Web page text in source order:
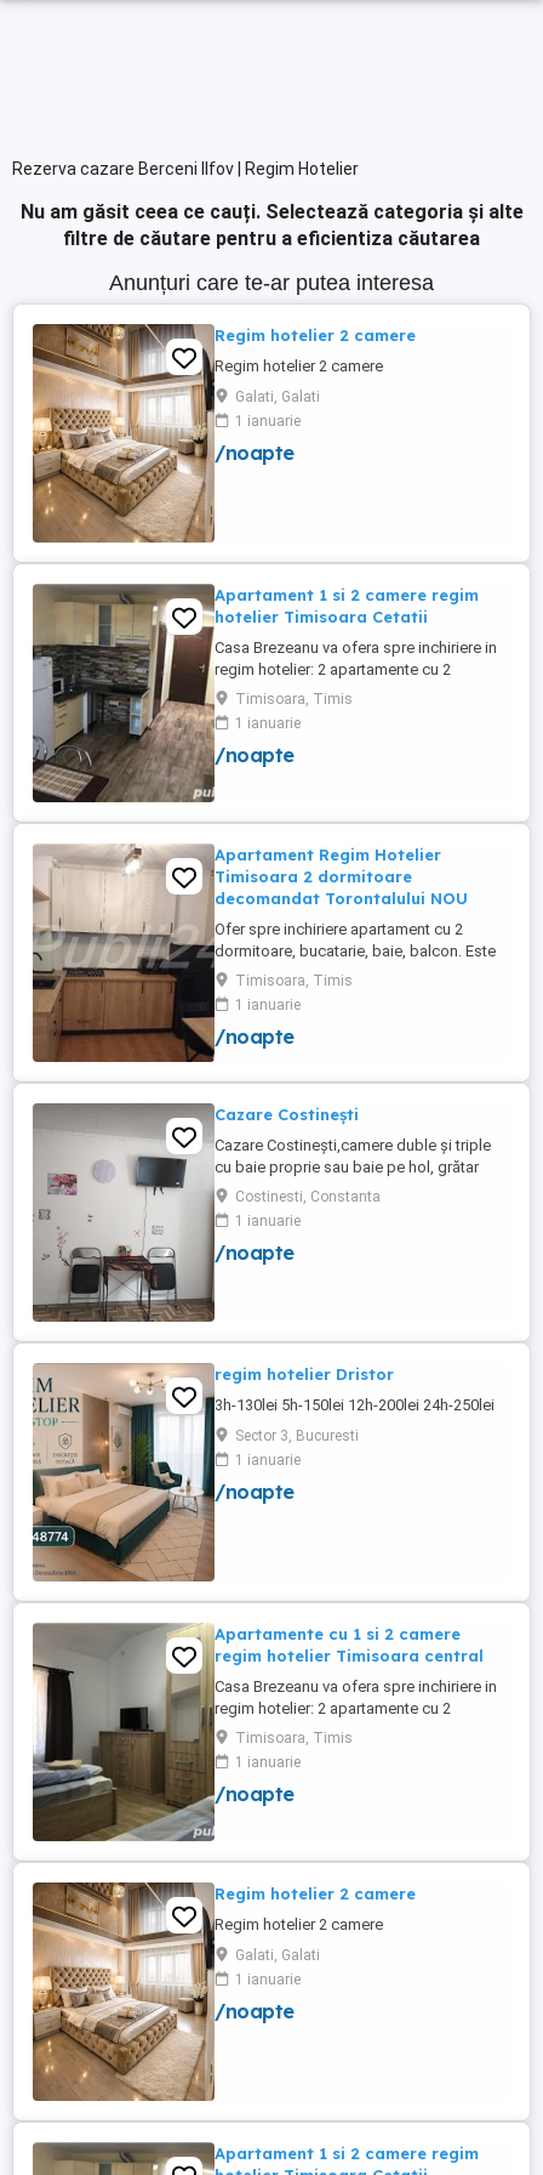
Rezerva cazare Berceni Ilfov | Regim Hotelier
Nu am găsit ceea ce cauți. Selectează categoria și alte
filtre de căutare pentru a eficientiza căutarea
Anunțuri care te-ar putea interesa
Regim hotelier 2 camere
Regim hotelier 2 camere
Galati, Galati
1 ianuarie
/noapte
Apartament 1 si 2 camere regim
hotelier Timisoara Cetatii
Casa Brezeanu va ofera spre inchiriere in
regim hotelier: 2 apartamente cu 2
dormitoare, baie si bucatarie proprie. (4
locuri cazare in fiecare apartament) 1
apartament cu 1 dormitor, baie si
bucatarie proprie. (3 locuri cazare) Fiecare
Timisoara, Timis
1 ianuarie
/noapte
Apartament Regim Hotelier
Timisoara 2 dormitoare
decomandat Torontalului NOU
Ofer spre inchiriere apartament cu 2
dormitoare, bucatarie, baie, balcon. Este
complet utilat si mobilat nou, clima,
internet, tv, video interfon masina de
spalat haine, lenjerii, prosoape,
consumabile. In incinta complexului de
de joaca pentru copii. Apartamentul ...
Timisoara, Timis
1 ianuarie
/noapte
Cazare Costinești
Cazare Costinești,camere duble și triple
cu baie proprie sau baie pe hol, grătar
frigider curte,parcare proprie , prețuri
începând de la 150 lei pe noapte,telefon
Costinesti, Constanta
1 ianuarie
/noapte
regim hotelier Dristor
3h-130lei 5h-150lei 12h-200lei 24h-250lei
Sector 3, Bucuresti
1 ianuarie
/noapte
Apartamente cu 1 si 2 camere
regim hotelier Timisoara central
Casa Brezeanu va ofera spre inchiriere in
regim hotelier: 2 apartamente cu 2
dormitoare, baie si bucatarie proprie. (4
locuri cazare in fiecare apartament) 1
apartament cu 1 dormitor, baie si
bucatarie proprie. (3 locuri cazare) Fiecare
Timisoara, Timis
1 ianuarie
/noapte
Regim hotelier 2 camere
Regim hotelier 2 camere
Galati, Galati
1 ianuarie
/noapte
Apartament 1 si 2 camere regim